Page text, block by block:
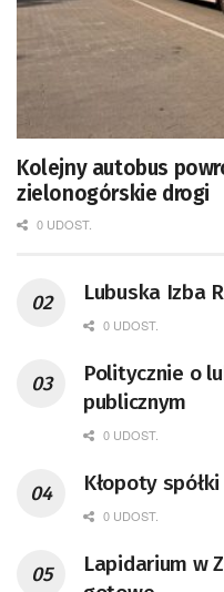
Kolejny autobus
zielonogórskie drogi
0 UDOST.
Lubuska Izba
0 UDOST.
Politycznie o
publicznym
0 UDOST.
Kłopoty
0 UDOST.
Lapidarium w